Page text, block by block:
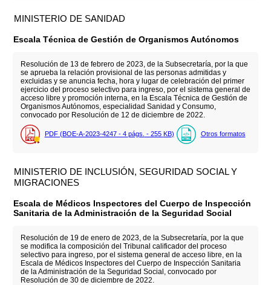
MINISTERIO DE SANIDAD
Escala Técnica de Gestión de Organismos Autónomos
Resolución de 13 de febrero de 2023, de la Subsecretaría, por la que
se aprueba la relación provisional de las personas admitidas y
excluidas y se anuncia fecha, hora y lugar de celebración del primer
ejercicio del proceso selectivo para ingreso, por el sistema general de
acceso libre y promoción interna, en la Escala Técnica de Gestión de
Organismos Autónomos, especialidad Sanidad y Consumo,
convocado por Resolución de 12 de diciembre de 2022.
PDF (BOE-A-2023-4247 - 4 págs. - 255 KB) Otros formatos
MINISTERIO DE INCLUSIÓN, SEGURIDAD SOCIAL Y
MIGRACIONES
Escala de Médicos Inspectores del Cuerpo de Inspección
Sanitaria de la Administración de la Seguridad Social
Resolución de 19 de enero de 2023, de la Subsecretaría, por la que
se modifica la composición del Tribunal calificador del proceso
selectivo para ingreso, por el sistema general de acceso libre, en la
Escala de Médicos Inspectores del Cuerpo de Inspección Sanitaria
de la Administración de la Seguridad Social, convocado por
Resolución de 30 de diciembre de 2022.